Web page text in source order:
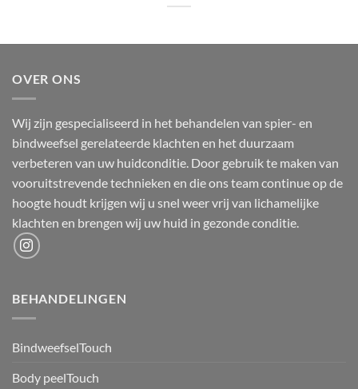
OVER ONS
Wij zijn gespecialiseerd in het behandelen van spier- en
bindweefsel gerelateerde klachten en het duurzaam
verbeteren van uw huidconditie. Door gebruik te maken van
vooruitstrevende technieken en die ons team continue op de
hoogte houdt krijgen wij u snel weer vrij van lichamelijke
klachten en brengen wij uw huid in gezonde conditie.
BEHANDELINGEN
BindweefselTouch
Body peelTouch